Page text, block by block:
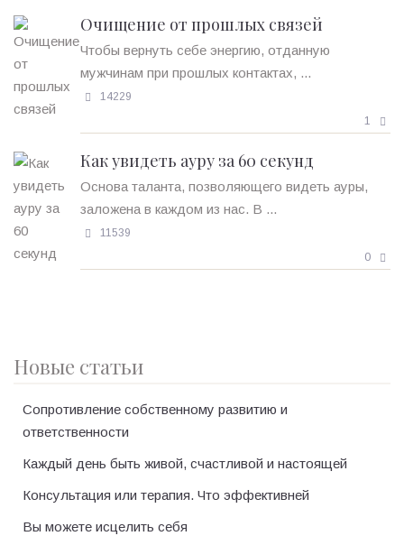
Очищение от прошлых связей
Чтобы вернуть себе энергию, отданную
мужчинам при прошлых контактах, ...
14229
1
Как увидеть ауру за 60 секунд
Основа таланта, позволяющего видеть ауры,
заложена в каждом из нас. В ...
11539
0
Новые статьи
Сопротивление собственному развитию и
ответственности
Каждый день быть живой, счастливой и настоящей
Консультация или терапия. Что эффективней
Вы можете исцелить себя